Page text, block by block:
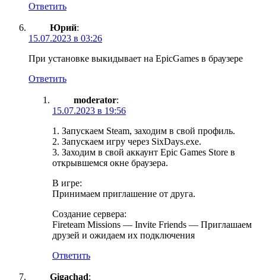
Ответить
Юрий:
15.07.2023 в 03:26
При установке выкидывает на EpicGames в браузере
Ответить
moderator:
15.07.2023 в 19:56
1. Запускаем Steam, заходим в свой профиль.
2. Запускаем игру через SixDays.exe.
3. Заходим в свой аккаунт Epic Games Store в
открывшемся окне браузера.
В игре:
Принимаем приглашение от друга.
Создание сервера:
Fireteam Missions — Invite Friends — Приглашаем
друзей и ожидаем их подключения
Ответить
Gigachad: